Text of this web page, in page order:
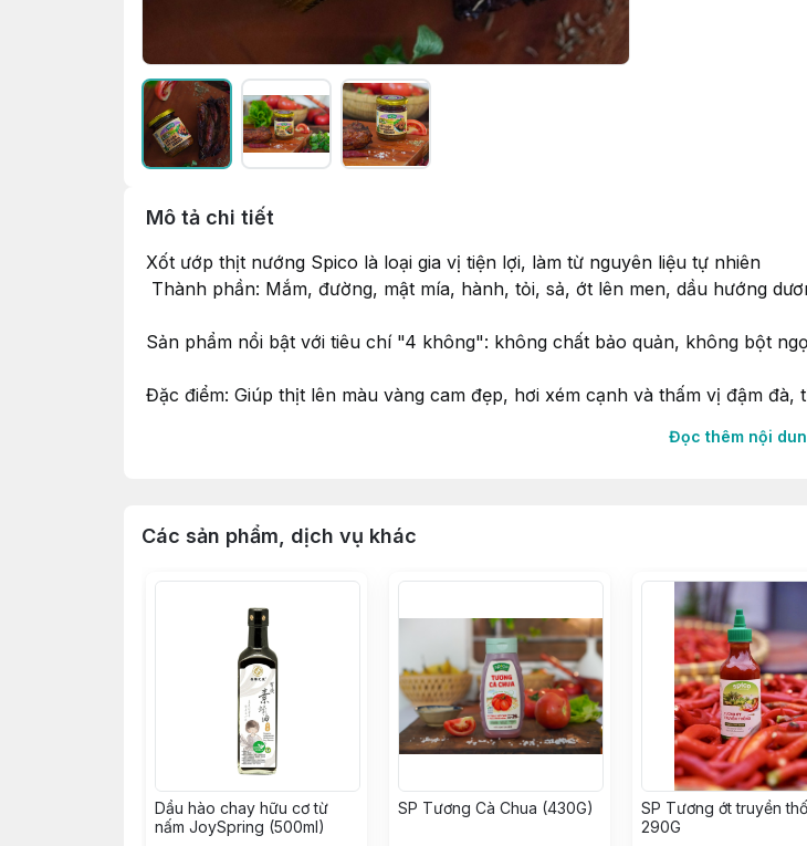
Mô tả chi tiết
Xốt ướp thịt nướng Spico là loại gia vị tiện lợi, làm từ nguyên liệu tự nhiên
Thành phần: Mắm, đường, mật mía, hành, tỏi, sả, ớt lên men, dầu hướng
Sản phẩm nổi bật với tiêu chí "4 không": không chất bảo quản, không bột
Đặc điểm: Giúp thịt lên màu vàng cam đẹp, hơi xém cạnh và thấm vị đậm
Cách dùng: Ướp đều xốt với thịt (có thể bóp nhẹ tay trong 5 phút) và để
Đọc thêm nội
Các sản phẩm, dịch vụ khác
Dầu hào chay hữu cơ từ
nấm JoySpring (500ml)
SP Tương Cà Chua (430G)
SP Tương ớt truyền
290G